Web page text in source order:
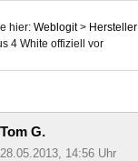
hier: Weblogit> Hersteller
4 White offiziell vor
Tom G.
28.05.2013, 14:56 Uhr